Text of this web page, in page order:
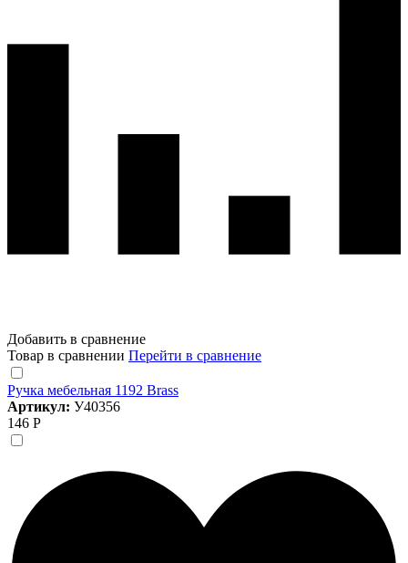
Добавить в сравнение
Товар в сравнении Перейти в сравнение
Ручка мебельная 1192 Brass
Артикул: У40356
146 Р